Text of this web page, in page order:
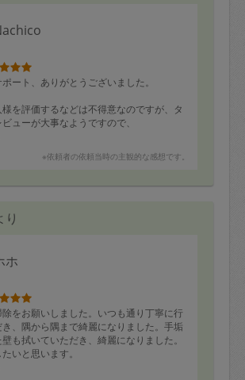
ート、ありがとうございました。
を評価するなどは不得意なのですが、タ
ューが大事なようですので、
するようにしています。
です。
来られ、出社のタイミングもあるので丁度
ます。
後、作業時間見積もりが優秀なのか、時
ったと思います。
般をお願いしました。
面所・トイレ・キッチンの清掃と床その
ころを掃除の清掃。
※依頼者の依頼当時の主観的な感想です。
ホ
をお願いしました。いつも通り丁寧に行
、隅から隅まで綺麗になりました。手垢
も拭いていただき、綺麗になりました。
いと思います。